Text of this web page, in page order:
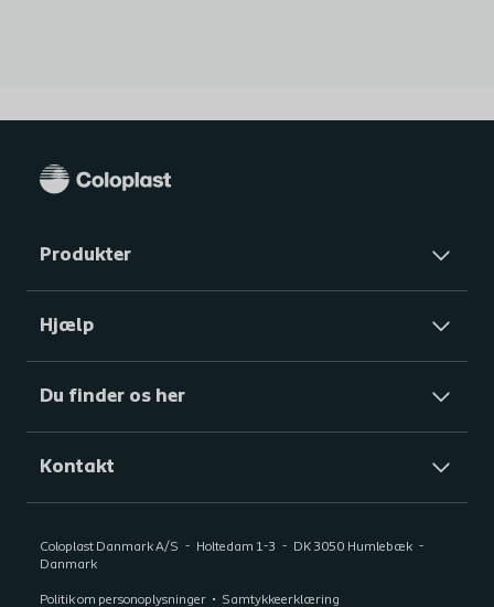
Produkter
Hjælp
Du finder os her
Kontakt
Coloplast Danmark A/S Holtedam 1-3 DK 3050 Humlebæk
Danmark
Politik om personoplysninger Samtykkeerklæring